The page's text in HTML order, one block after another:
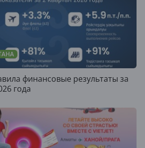
финансовые результаты за
года